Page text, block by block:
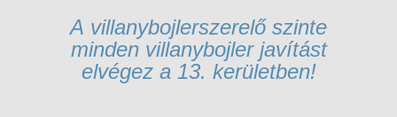
A villanybojlerszerelő szinte
minden villanybojler javítást
elvégeza 13. kerületben!